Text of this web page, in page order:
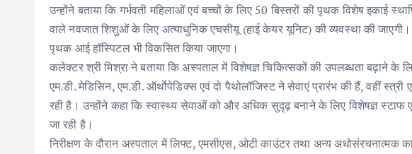
उन्होंने बताया कि गर्भवती महिलाओं एवं बच्चों के लिए 50 बिस्तरों की पृथक विशेष इकाई
वाले नवजात शिशुओं के लिए अत्याधुनिक एचसीयू (हाई केयर यूनिट) की व्यवस्था की जाएगी।
पृथक आई हॉस्पिटल भी विकसित किया जाएगा।
कलेक्टर श्री मिश्रा ने बताया कि अस्पताल में विशेषज्ञ चिकित्सकों की उपलब्धता बढ़ाने के
एम.डी. मेडिसिन, एम.डी. ऑर्थाेपेडिक्स एवं दो पैथोलॉजिस्ट ने सेवाएं प्रारंभ की हैं, वहीं स्त्री
रही है। उन्होंने कहा कि स्वास्थ्य सेवाओं को और अधिक सुदृढ़ बनाने के लिए विशेषज्ञ स्टाफ
जा रही है।
निरीक्षण के दौरान अस्पताल में लिफ्ट, एमसीएस, ओटी काउंटर तथा अन्य अधोसंरचनात्मक